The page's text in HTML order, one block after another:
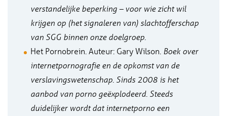
verstandelijke beperking – voor wie zicht wil
krijgen op (het signaleren van) slachtofferschap
van SGG binnen onze doelgroep.
Het Pornobrein. Auteur: Gary Wilson. Boek over
internetpornografie en de opkomst van de
verslavingswetenschap. Sinds 2008 is het
aanbod van porno geëxplodeerd. Steeds
duidelijker wordt dat internetporno een